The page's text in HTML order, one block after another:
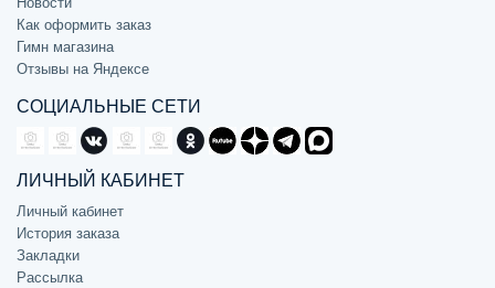
Как оформить заказ
Гимн магазина
Отзывы на Яндексе
СОЦИАЛЬНЫЕ СЕТИ
ЛИЧНЫЙ КАБИНЕТ
Личный кабинет
История заказа
Закладки
Рассылка